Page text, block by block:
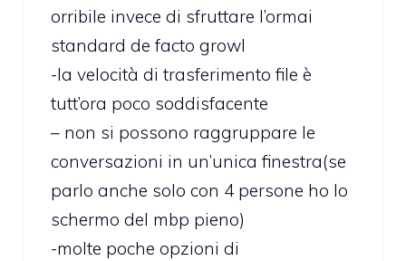
orribile invece di sfruttare l’ormai
standard de facto growl
-la velocità di trasferimento file è
tutt’ora poco soddisfacente
– non si possono raggruppare le
conversazioni in un’unica finestra(se
parlo anche solo con 4 persone ho lo
schermo del mbp pieno)
-molte poche opzioni di